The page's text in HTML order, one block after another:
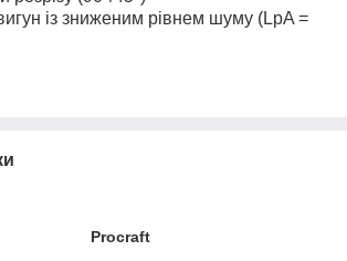
із зниженим рівнем шуму (LpA =
Procraft